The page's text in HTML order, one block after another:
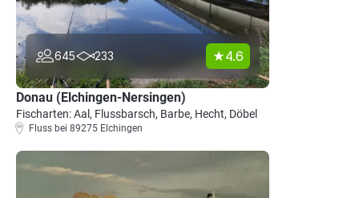
645 233 4.6
Donau (Elchingen-Nersingen)
Fischarten: Aal, Flussbarsch, Barbe, Hecht, Döbel
Fluss bei 89275 Elchingen